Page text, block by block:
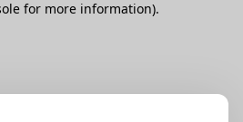
for more information).